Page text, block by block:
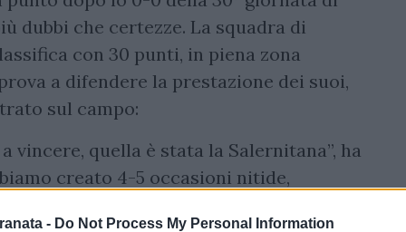
- Do Not Process My Personal Information
dubbi che certezze. La squadra di
con 30 punti, in piena zona
a difendere la prestazione dei suoi,
sul campo:
vincere, quella è stata la Salernitana”, ha
creato 4-5 occasioni nitide,
fare conoscendo le caratteristiche del